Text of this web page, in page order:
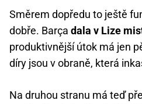
Směrem dopředu to ještě
dobře. Barça dala v Lize
produktivnější útok má jen
díry jsou v obraně, která
Na druhou stranu má teď